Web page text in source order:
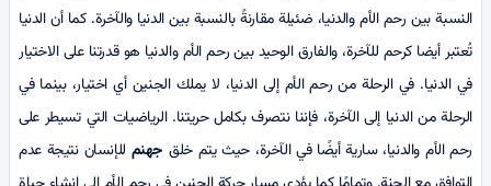
النسبة بين رحم الأم والدنيا، ضئيلة مقارنةً بالنسبة بين الدنيا والآخرة. كما أن الدنيا
تُعتبر أيضا كرحم للآخرة، والفارق الوحيد بين رحم الأم والدنيا هو قدرتنا على الاختيار
في الدنيا. في الرحلة من رحم الأم إلى الدنيا، لا يملك الجنين أي اختيار، بينما في
الرحلة من الدنيا إلى الآخرة، فإننا نتصرف بكامل حريتنا. الرياضيات التي تسيطر على
رحم الأم والدنيا، سارية أيضًا في الآخرة، حيث يتم خلق جهنم للإنسان نتيجة عدم